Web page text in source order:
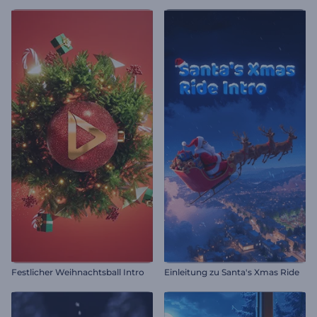
Festlicher Weihnachtsball Intro Einleitung zu Santa's Xmas Ride